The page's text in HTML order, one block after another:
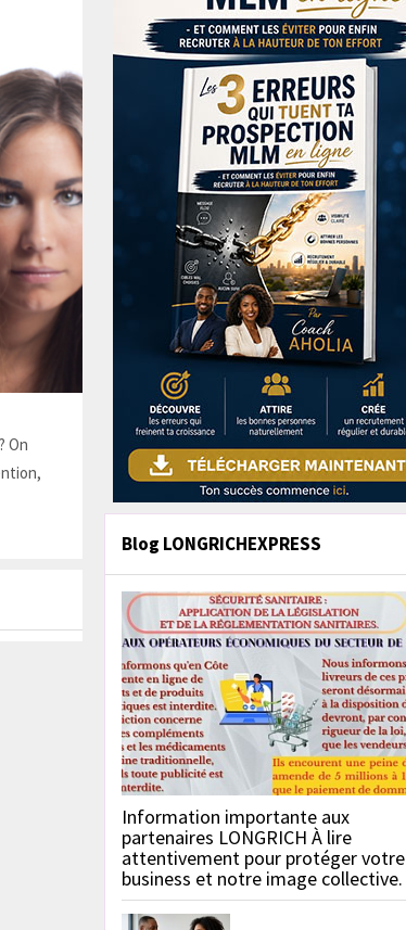
On
Blog LONGRICHEXPRESS
Information importante aux
partenaires LONGRICH À lire
attentivement pour protéger votre
business et notre image collective.